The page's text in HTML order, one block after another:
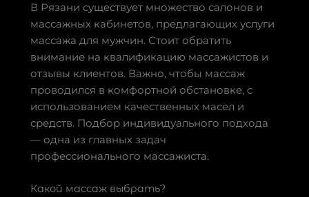
В Рязани существует множество салонов и
массажных кабинетов, предлагающих услуги
массажа для мужчин. Стоит обратить
внимание на квалификацию массажистов и
отзывы клиентов. Важно, чтобы массаж
проводился в комфортной обстановке, с
использованием качественных масел и
средств. Подбор индивидуального подхода
— одна из главных задач
профессионального массажиста.
Какой массаж выбрать?